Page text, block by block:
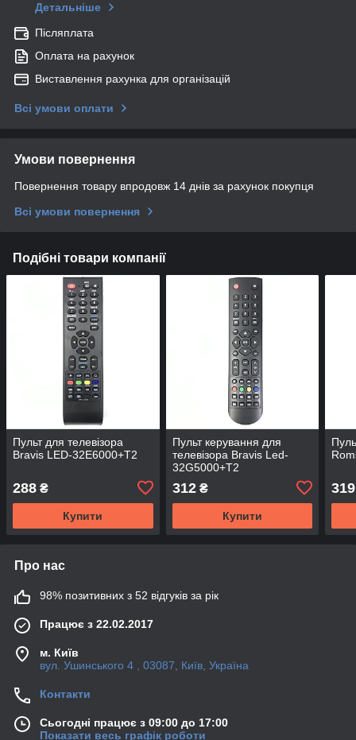
Детальніше
Післяплата
Оплата на рахунок
Виставлення рахунка для організацій
Всі умови оплати
Умови повернення
Повернення товару впродовж 14 днів за рахунок покупця
Всі умови повернення
Подібні товари компанії
Пульт для телевізора
Bravis LED-32E6000+T2
288 ₴
Купити
Пульт керування для
телевізора Bravis Led-
32G5000+T2
312₴
Купити
319
Про нас
98% позитивних з 52 відгуків за рік
Працює з 22.02.2017
м. Київ
вул. Ушинського 4 , 03087, Київ, Україна
Контакти
Сьогодні працює з 09:00 до 17:00
Показати весь графік роботи